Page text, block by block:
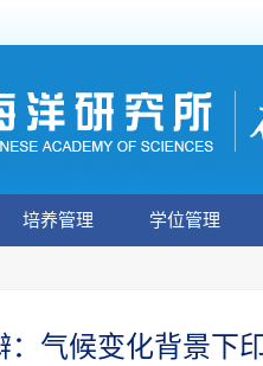
培养管理 学位管理
：气候变化背景下